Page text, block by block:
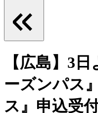
【広島】3
ーズンパス
ス』申込受